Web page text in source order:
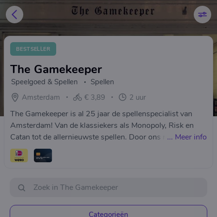
BESTSELLER
The Gamekeeper
Speelgoed & Spellen
Spellen
Amsterdam
€ 3,89 2 uur
The Gamekeeper is al 25 jaar de spellenspecialist van
Amsterdam! Van de klassiekers als Monopoly, Risk en
Catan tot de allernieuwste spellen. Door ons ruime
assortiment slaag je hier altijd voor een leuk cadeau voor
jong, oud, of gewoon lekker voor jezelf!
... Meer info
Categorieën